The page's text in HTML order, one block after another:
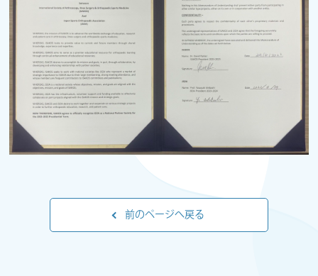
前のページへ戻る